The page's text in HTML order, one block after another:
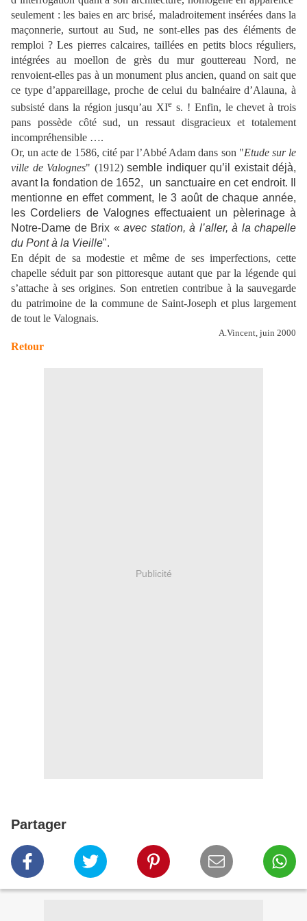
seulement : les baies en arc brisé, maladroitement insérées dans la
maçonnerie, surtout au Sud, ne sont-elles pas des éléments de
remploi ? Les pierres calcaires, taillées en petits blocs réguliers,
intégrées au moellon de grès du mur gouttereau Nord, ne
renvoient-elles pas à un monument plus ancien, quand on sait que
ce type d’appareillage, proche de celui du balnéaire d’Alauna, à
subsisté dans la région jusqu’au XIe s. ! Enfin, le chevet à trois
pans possède côté sud, un ressaut disgracieux et totalement
incompréhensible ….
Or, un acte de 1586, cité par l’Abbé Adam dans son "Etude sur le
ville de Valognes" (1912) semble indiquer qu’il existait déjà,
avant la fondation de 1652,
un sanctuaire en cet endroit. Il
mentionne en effet comment, le 3 août de chaque année,
les Cordeliers de Valognes effectuaient un pèlerinage à
Notre-Dame de Brix « avec station, à l’aller, à la chapelle
du Pont à la Vieille".
En dépit de sa modestie et même de ses imperfections, cette
chapelle séduit par son pittoresque autant que par la légende qui
s’attache à ses origines. Son entretien contribue à la sauvegarde
du patrimoine de la commune de Saint-Joseph et plus largement
de tout le Valognais.
A.Vincent, juin 2000
Retour
Publicité
Partager